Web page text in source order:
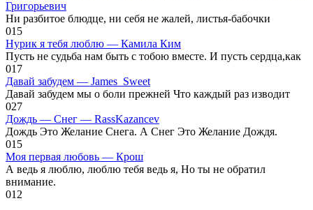
Григорьевич
Ни разбитое блюдце, ни себя не жалей, листья-бабочки
015
Нурик я тебя люблю — Камила Ким
Пусть не судьба нам быть с тобою вместе. И пусть сердца,как
017
Давай забудем — James_Sweet
Давай забудем мы о боли прежней Что каждый раз изводит
027
Дождь — Снег — RassKazancev
Дождь Это Желание Снега. А Снег Это Желание Дождя.
015
Моя первая любовь — Крош
А ведь я люблю, люблю тебя ведь я, Но ты не обратил
внимание.
012